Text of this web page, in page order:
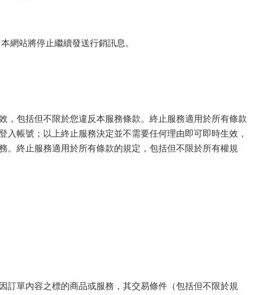
網站將停止繼續發送行銷訊息。
包括但不限於您違反本服務條款。終止服務適用於所有條款
帳號；以上終止服務決定並不需要任何理由即可即時生效，
。終止服務適用於所有條款的規定，包括但不限於所有權規
訂單內容之標的商品或服務，其交易條件（包括但不限於規